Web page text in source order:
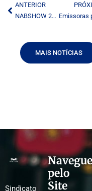
ANTERIOR
NABSHOW 2025: radiodifusão brasileira tem encontro marcado em eventos da ABERT
MAIS NOTÍCIAS
Sindicato
pelo
Site